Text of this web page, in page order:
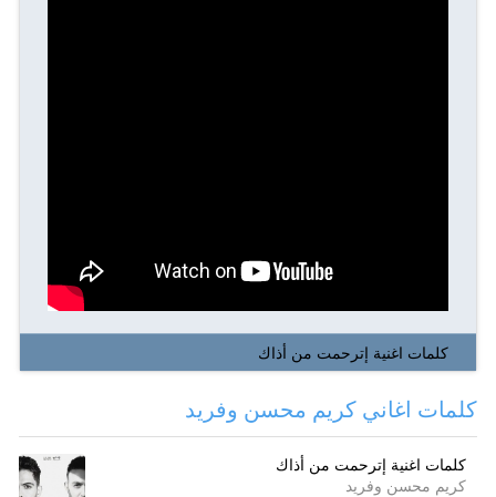
كلمات اغنية إترحمت من أذاك
كلمات اغاني كريم محسن وفريد
كلمات اغنية إترحمت من أذاك
كريم محسن وفريد